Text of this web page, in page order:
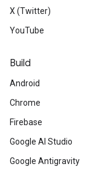
X (Twitter)
YouTube
Build
Android
Chrome
Firebase
Google AI Studio
Google Antigravity